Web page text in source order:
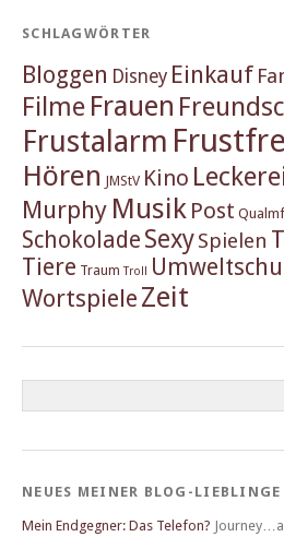
SCHLAGWÖRTER
Bloggen Disney Einkauf
Filme Frauen
Frustalarm
Hören JMStV Kino
Murphy Musik Post
Schokolade SexySpielen
Tiere Traum Troll
Wortspiele Zeit
NEUES MEINER BLOG-LIEBLINGE
Mein Endgegner: Das Telefon?